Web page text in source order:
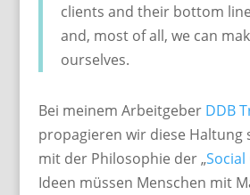
clients and their bottom
and, most of all, we can
ourselves.
Bei meinem Arbeitgeber DDB
propagieren wir diese Haltung
mit der Philosophie der „
Ideen müssen Menschen mit